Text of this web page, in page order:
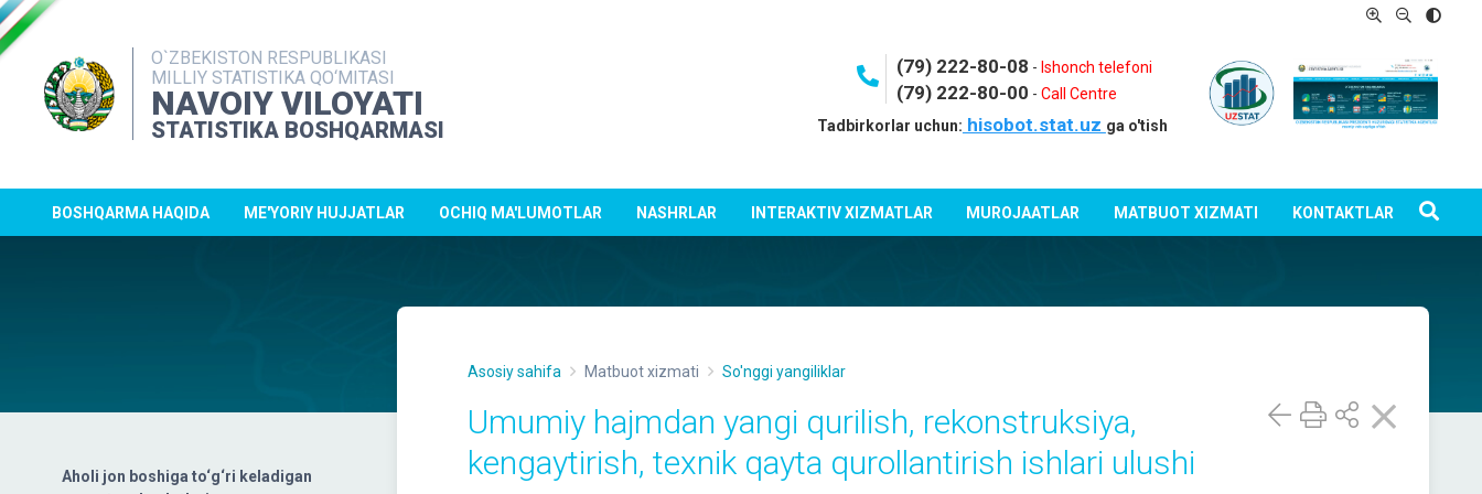
O`ZBEKISTON RESPUBLIKASI
MILLIY STATISTIKA QO‘MITASI
NAVOIY VILOYATI
STATISTIKA BOSHQARMASI
(79) 222-80-08 - Ishonch telefoni
(79) 222-80-00 -Call Centre
Tadbirkorlar uchun: hisobot.stat.uz ga o'tish
BOSHQARMA HAQIDA ME'YORIY HUJJATLAR OCHIQ MA'LUMOTLAR NASHRLAR INTERAKTIV XIZMATLAR MUROJAATLAR MATBUOT XIZMATI KONTAKTLAR
Aholi jon boshiga to‘g‘ri keladigan
Asosiy sahifa Matbuot xizmati So'nggi yangiliklar
Umumiy hajmdan yangi qurilish, rekonstruksiya,
kengaytirish, texnik qayta qurollantirish ishlari ulushi